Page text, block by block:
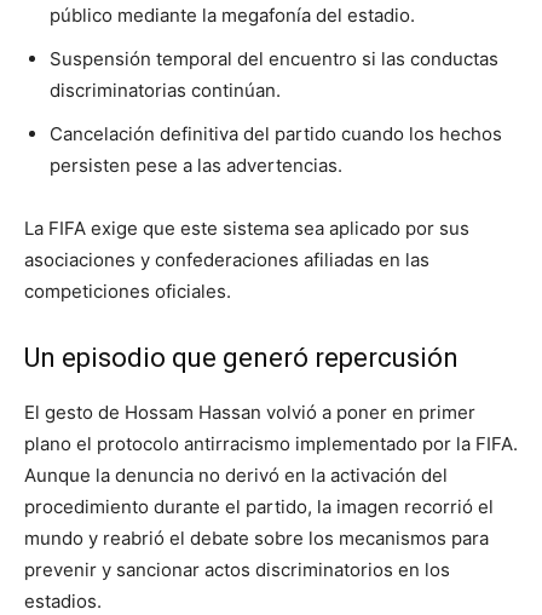
público mediante la megafonía del estadio.
Suspensión temporal del encuentro si las conductas
discriminatorias continúan.
Cancelación definitiva del partido cuando los hechos
persisten pese a las advertencias.
La FIFA exige que este sistema sea aplicado por sus
asociaciones y confederaciones afiliadas en las
competiciones oficiales.
Un episodio que generó repercusión
El gesto de Hossam Hassan volvió a poner en primer
plano el protocolo antirracismo implementado por la FIFA.
Aunque la denuncia no derivó en la activación del
procedimiento durante el partido, la imagen recorrió el
mundo y reabrió el debate sobre los mecanismos para
prevenir y sancionar actos discriminatorios en los
estadios.